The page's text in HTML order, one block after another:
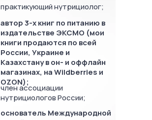
практикующий нутрициолог;
автор 3-х книг по питанию в
издательстве ЭКСМО (мои
книги продаются по всей
России, Украине и
Казахстану в он- и оффлайн
магазинах, на Wildberries и
OZON);
член ассоциации
нутрициологов России;
основатель Международной